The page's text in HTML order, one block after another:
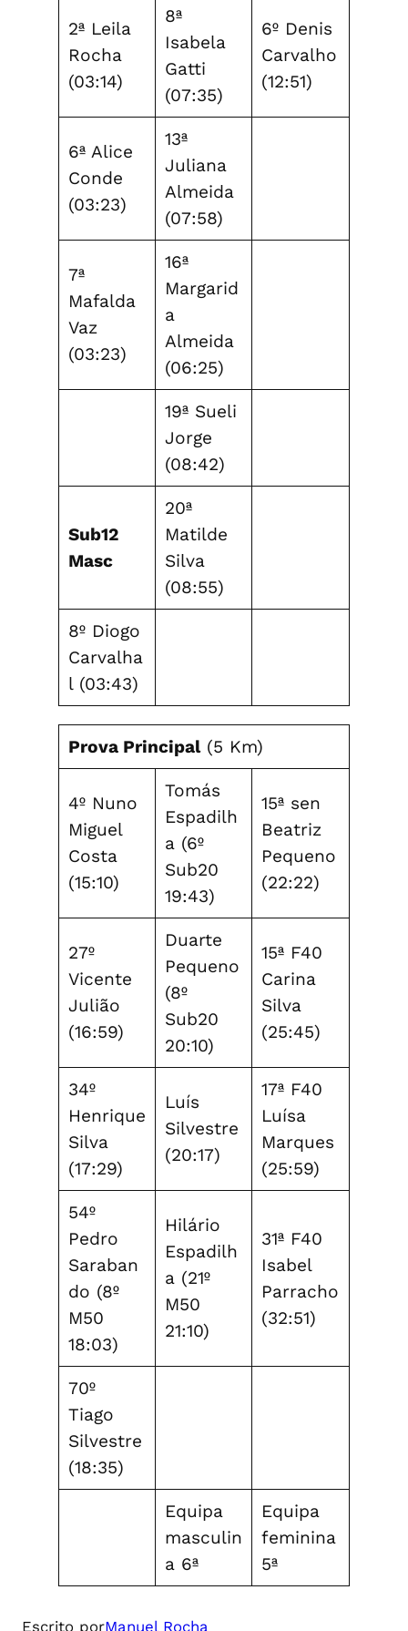
2ª Leila
Rocha
(03:14)
8ª
Isabela
Gatti
(07:35)
6º Denis
Carvalho
(12:51)
6ª Alice
Conde
(03:23)
13ª
Juliana
Almeida
(07:58)
7ª
Mafalda
Vaz
(03:23)
16ª
Margarid
a
Almeida
(06:25)
19ª Sueli
Jorge
(08:42)
Sub12
Masc
20ª
Matilde
Silva
(08:55)
8º Diogo
Carvalha
l (03:43)
Prova Principal(5 Km)
4º Nuno
Miguel
Costa
(15:10)
Tomás
Espadilh
a (6º
Sub20
19:43)
15ª sen
Beatriz
Pequeno
(22:22)
27º
Vicente
Julião
(16:59)
Duarte
Pequeno
(8º
Sub20
20:10)
15ª F40
Carina
Silva
(25:45)
34º
Henrique
Silva
(17:29)
Luís
Silvestre
(20:17)
17ª F40
Luísa
Marques
(25:59)
54º
Pedro
Saraban
do (8º
M50
18:03)
Hilário
Espadilh
a (21º
M50
21:10)
31ª F40
Isabel
Parracho
(32:51)
70º
Tiago
Silvestre
(18:35)
Equipa
masculin
a 6ª
Equipa
feminina
5ª
Escrito porManuel Rocha